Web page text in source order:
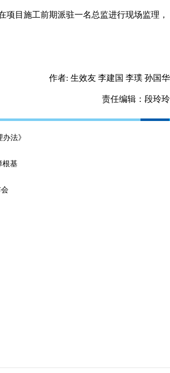
目施工前期派驻一名总监进行现场监理，
作者: 生效友 李建国 李璞 孙国华
责任编辑：段玲玲
法》
根基